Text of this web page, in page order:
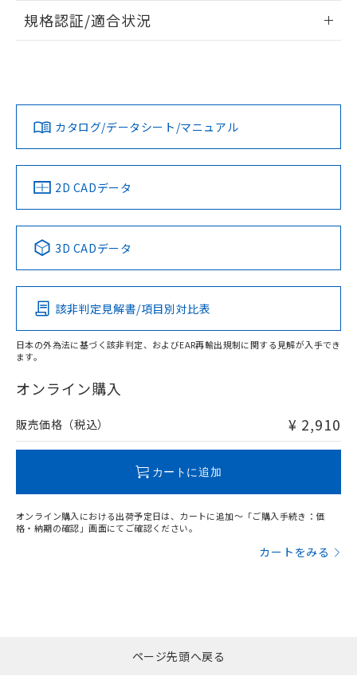
ログイン/会員登録
ダウンロードデータをご利用いただく前に、以下を必ずお読
みください。
ソフトウェアの使用条件
EU RoHS 注意事項・凡例
対応済み
中国 RoHS 注意事項・凡例
Pb Hg Cd Cr(VI)
O
在庫等で未対応品が混在する可能性があります。
問い合わせください。
規格認証/適合状況
LR型式承認
（イギリス
船舶規格）
DNV型式承認
（ノルウェー
BV型式承認
（フランス
KR型式
（韓国
No No No No
この製品の規格認証/適合状況ページへ
その他の認証はこちらのページからご検索ください
カタログ/データシート/マニュアル
2D CADデータ
3D CADデータ
該非判定見解書/項目別対比表
日本の外為法に基づく該非判定、およびEAR再輸出規制に関する見解が入手でき
ます。
オンライン購入
販売価格（税込） ¥ 2,910
カートに追加
オンライン購入における出荷予定日は、カートに追加～「ご購入手続き：価
格・納期の確認」画面にてご確認ください。
カートをみる
ページ先頭へ戻る